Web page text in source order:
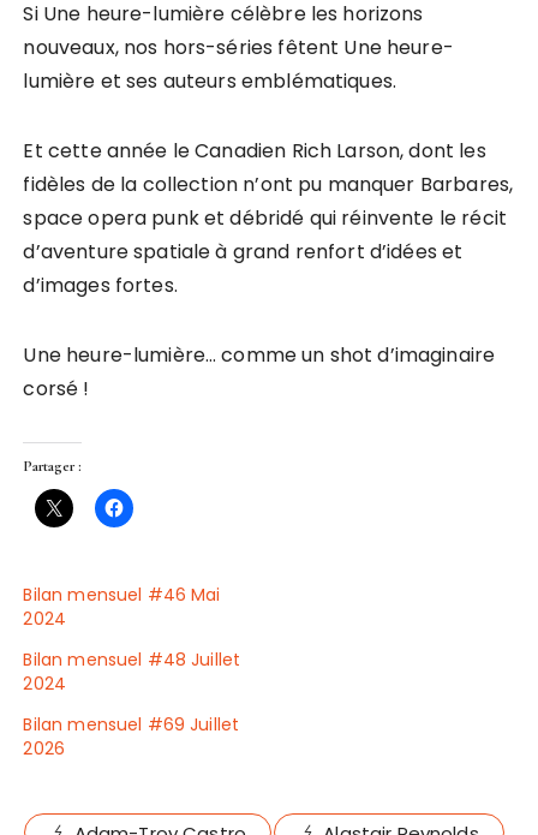
Si Une heure-lumière célèbre les horizons
nouveaux, nos hors-séries fêtent Une heure-
lumière et ses auteurs emblématiques.
Et cette année le Canadien Rich Larson, dont les
fidèles de la collection n’ont pu manquer Barbares,
space opera punk et débridé qui réinvente le récit
d’aventure spatiale à grand renfort d’idées et
d’images fortes.
Une heure-lumière… comme un shot d’imaginaire
corsé !
Partager :
Bilan mensuel #46 Mai
2024
Bilan mensuel #48 Juillet
2024
Bilan mensuel #69 Juillet
2026